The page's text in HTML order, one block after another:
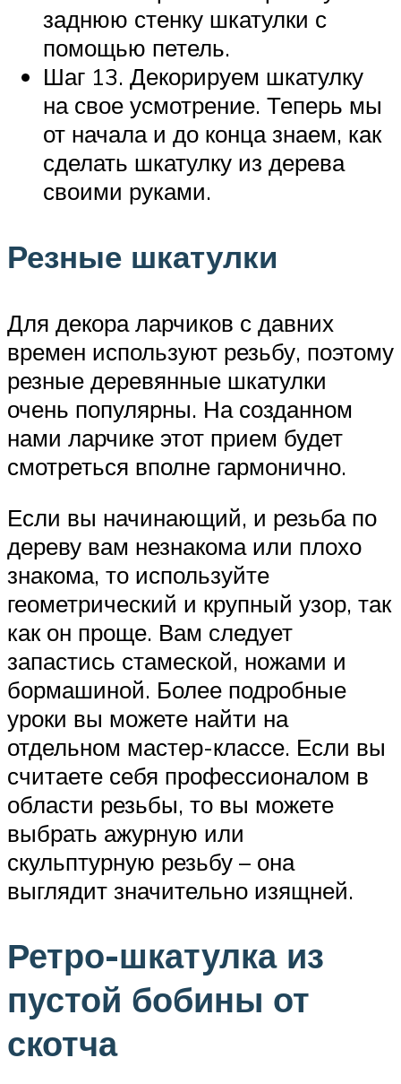
заднюю стенку шкатулки с
помощью петель.
Шаг 13. Декорируем шкатулку
на свое усмотрение. Теперь мы
от начала и до конца знаем, как
сделать шкатулку из дерева
своими руками.
Резные шкатулки
Для декора ларчиков с давних
времен используют резьбу, поэтому
резные деревянные шкатулки
очень популярны. На созданном
нами ларчике этот прием будет
смотреться вполне гармонично.
Если вы начинающий, и резьба по
дереву вам незнакома или плохо
знакома, то используйте
геометрический и крупный узор, так
как он проще. Вам следует
запастись стамеской, ножами и
бормашиной. Более подробные
уроки вы можете найти на
отдельном мастер-классе. Если вы
считаете себя профессионалом в
области резьбы, то вы можете
выбрать ажурную или
скульптурную резьбу – она
выглядит значительно изящней.
Ретро-шкатулка из
пустой бобины от
скотча